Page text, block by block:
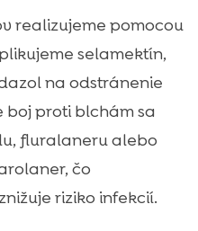
realizujeme pomocou
selamektín,
na odstránenie
boj proti blchám sa
fluralaneru alebo
čo
riziko infekcií.